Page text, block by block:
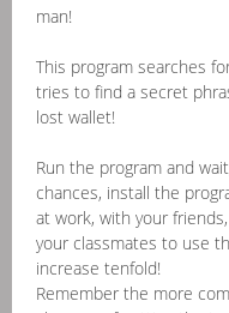
man!
This program searches
tries to find a secret
lost wallet!
Run the program and
chances, install the
at work, with your
your classmates to use
increase tenfold!
Remember the more